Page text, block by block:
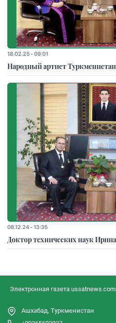
18.02.25 - 09:01
Народный артист
08.12.24 - 13:35
Доктор технических наук
Электронная газета
Ашхабад, Туркменистан